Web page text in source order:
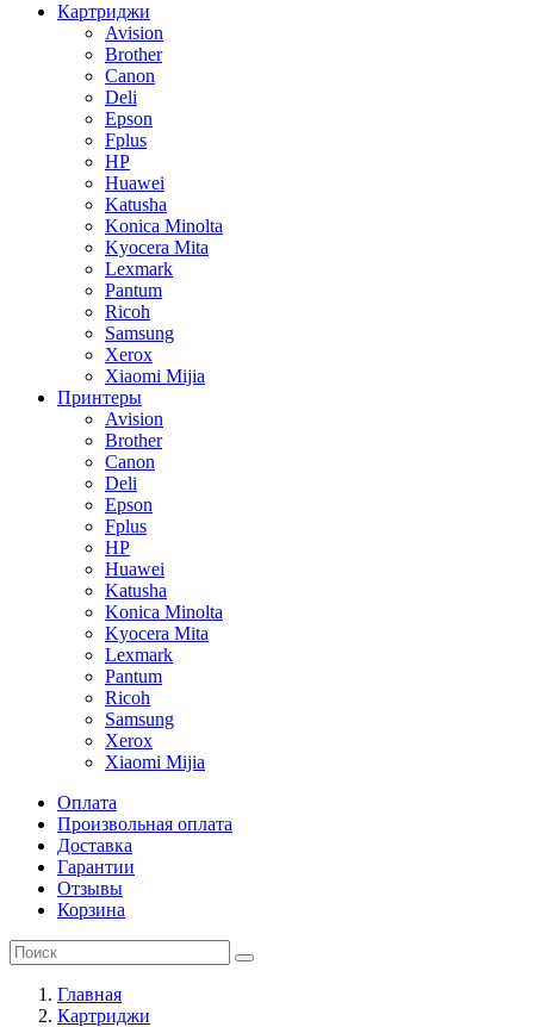
Картриджи
Avision
Brother
Canon
Deli
Epson
Fplus
HP
Huawei
Katusha
Konica Minolta
Kyocera Mita
Lexmark
Pantum
Ricoh
Samsung
Xerox
Xiaomi Mijia
Принтеры
Avision
Brother
Canon
Deli
Epson
Fplus
HP
Huawei
Katusha
Konica Minolta
Kyocera Mita
Lexmark
Pantum
Ricoh
Samsung
Xerox
Xiaomi Mijia
Оплата
Произвольная оплата
Доставка
Гарантии
Отзывы
Корзина
Главная
Картриджи